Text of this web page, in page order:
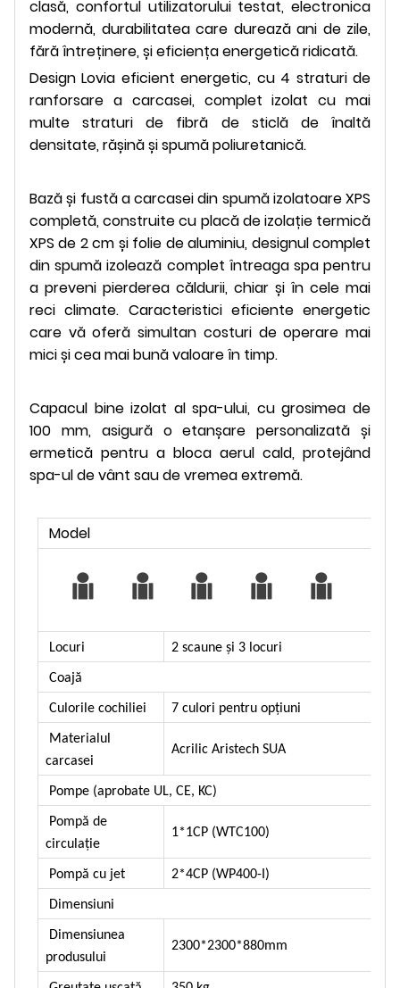
clasă, confortul utilizatorului testat, electronica
modernă, durabilitatea care durează ani de zile,
fără întreținere, și eficiența energetică ridicată.
Design Lovia eficient energetic, cu 4 straturi de
ranforsare a carcasei, complet izolat cu mai
multe straturi de fibră de sticlă de înaltă
densitate, rășină și spumă poliuretanică.
Bază și fustă a carcasei din spumă izolatoare XPS
completă, construite cu placă de izolație termică
XPS de 2 cm și folie de aluminiu, designul complet
din spumă izolează complet întreaga spa pentru
a preveni pierderea căldurii, chiar și în cele mai
reci climate. Caracteristici eficiente energetic
care vă oferă simultan costuri de operare mai
mici și cea mai bună valoare în timp.
Capacul bine izolat al spa-ului, cu grosimea de
100 mm, asigură o etanșare personalizată și
ermetică pentru a bloca aerul cald, protejând
spa-ul de vânt sau de vremea extremă.
Model
Locuri 2 scaune și 3 locuri
Coajă
Culorile cochiliei 7 culori pentru opțiuni
Materialul
carcasei
Acrilic Aristech SUA
Pompe (aprobate UL, CE, KC)
Pompă de
circulație
1*1CP (WTC100)
Pompă cu jet 2*4CP (WP400-I)
Dimensiuni
Dimensiunea
produsului
2300*2300*880mm